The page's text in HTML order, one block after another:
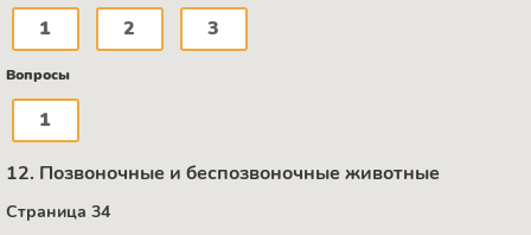
1 2 3
Вопросы
1
12. Позвоночные и беспозвоночные животные
Страница 34